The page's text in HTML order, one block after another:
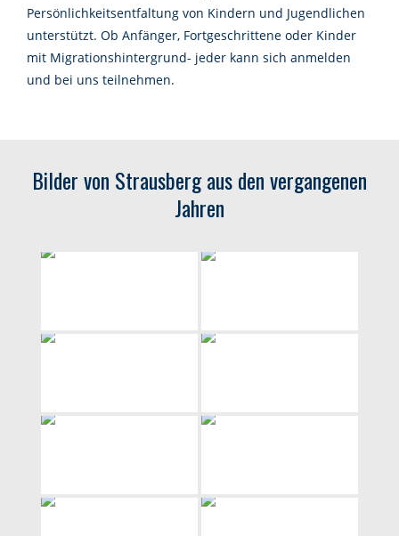
Persönlichkeitsentfaltung von Kindern und Jugendlichen
unterstützt. Ob Anfänger, Fortgeschrittene oder Kinder
mit Migrationshintergrund- jeder kann sich anmelden
und bei uns teilnehmen.
Bilder von Strausberg aus den vergangenen
Jahren